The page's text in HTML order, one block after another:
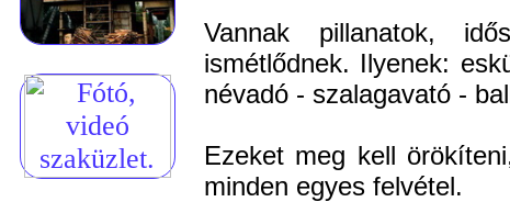
Vannak pillanatok,
ismétlődnek. Ilyenek:
névadó - szalagavató -
Ezeket meg kell
minden egyes felvétel.